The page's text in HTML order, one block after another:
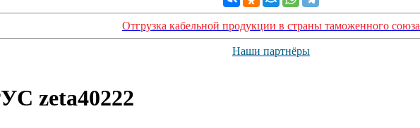
Отгрузка кабельной продукции в страны таможенного союза
Наши партнёры
zeta40222